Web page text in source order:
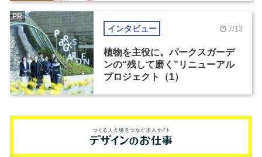
インタビュー 7/13
植物を主役に。パークスガーデ
ンの“残して磨く”リニューアル
プロジェクト（1）
PR